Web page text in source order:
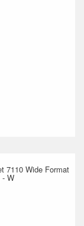
7110 Wide Format
- W